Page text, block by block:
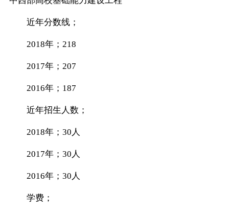
近年分数线；
2018年；218
2017年；207
2016年；187
近年招生人数；
2018年；30人
2017年；30人
2016年；30人
学费；